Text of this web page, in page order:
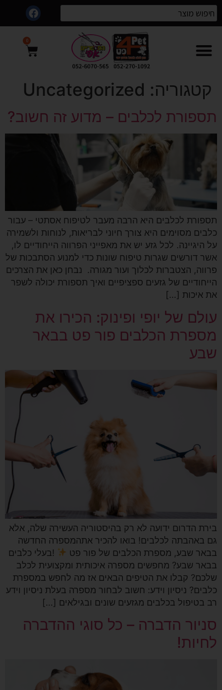
0
קטגוריה: Uncategorized
תספורת לכלבים – מדוע זה חשוב?
תספורת לכלבים היא הרבה מעבר לטיפוח אסתטי – עבור
כלבים מסוימים היא צורך חיוני לבריאות, לנוחות ולשמירה
על היגיינה. לכל גזע יש את מאפייני הפרווה הייחודיים לו,
אשר דורשים שגרות טיפוח שונות כדי למנוע הסתבכות של
פרווה, הצטברות לכלוך ועור מגורה. נבחן כאן את הצרכים
הייחודיים של גזעים ספציפיים ואיך תספורת יכולה לשפר
את איכות […]
עולם של יופי ופינוק: הכירו את
מספרת הכלבים פור פט בבאר
שבע
בירת הדרום ידועה לא רק בהיסטוריה העשירה שלה, אלא
גם באהבתה לכלבים! בואו להכיר אתהמספרה החדשה
בבאר שבע, מספרת הכלבים של פור פט
!בעלי כלבים
בבאר שבע? מחפשים מספרה איכותית ומקצועית לכלב
שלכם? קבלו את הטיפים הבאים אז מה לחפש במספרת
כלבים? ניסיון וידע: חשוב לבחור מספרה בעלת ניסיון וידע
רב בטיפול בכלבים מגזעים שונים ובגילאים […]
סניור הדברה – כל סוגי ההדברה
לחיות!